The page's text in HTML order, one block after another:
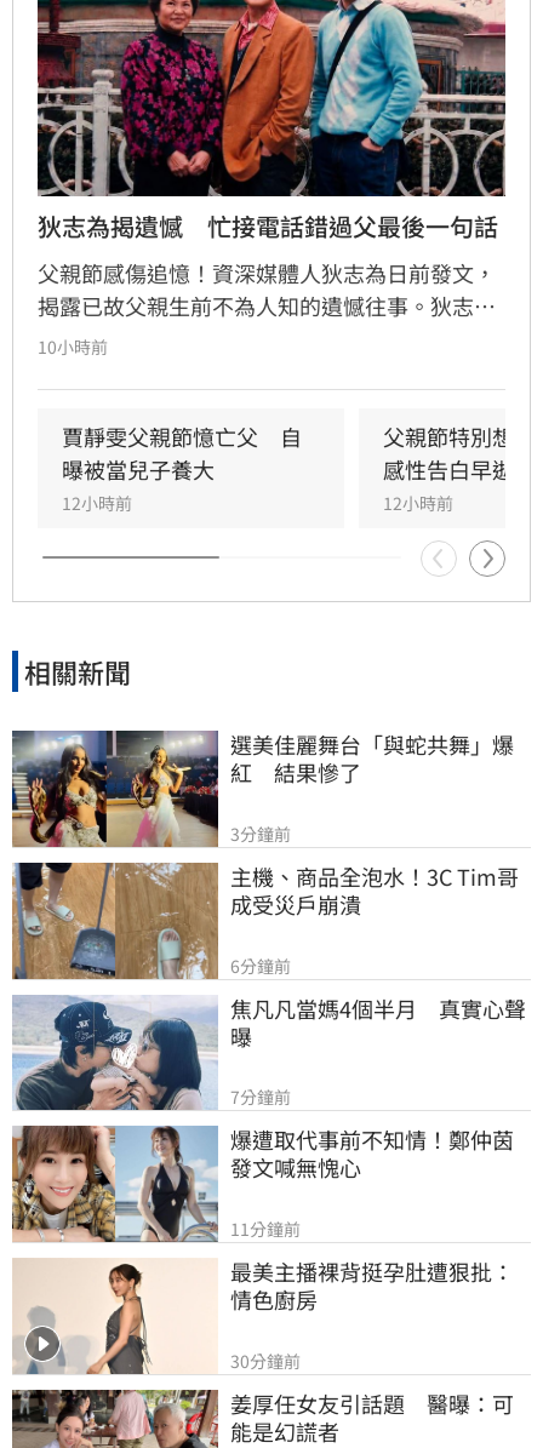
狄志為揭遺憾　忙接電話錯過父最後一句話
父親節感傷追憶！資深媒體人狄志為日前發文，
揭露已故父親生前不為人知的遺憾往事。狄志為
透露，父親一生以海為家，兩人相處時間極少，
在門外落淚。最讓狄志為心碎的是，當年陪病重
父親曬太陽時，自己因忙於接工作電話而忽視了
父親，沒想到那竟是父子最後的相處，父親回房
後便陷入永眠。這段錯過的對話成為他20年來心
中最深的遺憾，他以此感嘆，有些電話晚點接沒
關係，但錯過的親情與話語，可能再也無法挽
10小時前
賈靜雯父親節憶亡父　自
曝被當兒子養大
12小時前
父親節特別想
感性告白早逝父
12小時前
相關新聞
選美佳麗舞台「與蛇共舞」爆
紅　結果慘了
3分鐘前
主機、商品全泡水！3C Tim哥
成受災戶崩潰
6分鐘前
焦凡凡當媽4個半月　真實心聲
曝
7分鐘前
爆遭取代事前不知情！鄭仲茵
發文喊無愧心
11分鐘前
最美主播裸背挺孕肚遭狠批：
情色廚房
30分鐘前
姜厚任女友引話題　醫曝：可
能是幻謊者